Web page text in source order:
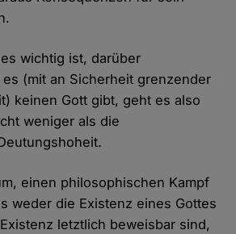
wichtig ist, darüber
(mit an Sicherheit grenzender
keinen Gott gibt, geht es also
weniger als die
einen philosophischen Kampf
weder die Existenz eines Gottes
letztlich beweisbar sind,